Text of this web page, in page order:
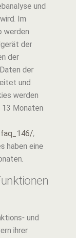
und
Im
werden
der
der
der
und
werden
13 Monaten
;
haben eine
und
ihrer